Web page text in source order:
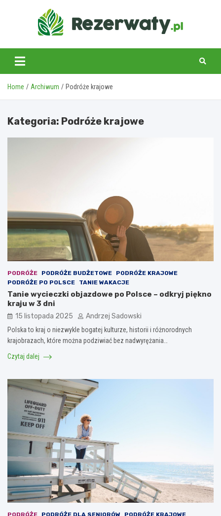
Home Archiwum Podróże krajowe
Kategoria: Podróże krajowe
PODRÓŻE PODRÓŻE BUDŻETOWE
PODRÓŻE KRAJOWE
PODRÓŻE PO POLSCE
TANIE WAKACJE
Tanie wycieczki objazdowe po Polsce – odkryj piękno
kraju w 3 dni
15 listopada 2025 Andrzej Sadowski
Polska to kraj o niezwykle bogatej kulturze, historii i różnorodnych
krajobrazach, które można podziwiać bez nadwyrężania…
Czytaj dalej
PODRÓŻE PODRÓŻE DLA SENIORÓW
PODRÓŻE KRAJOWE